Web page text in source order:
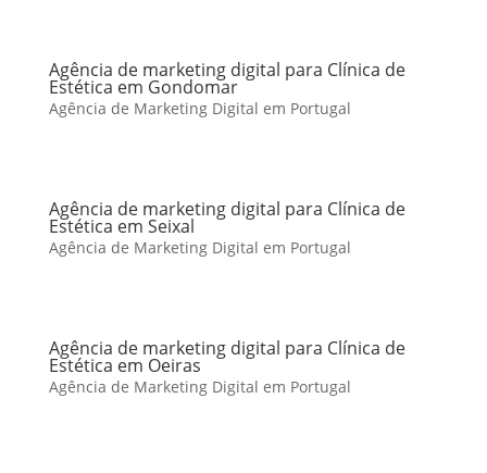
Agência de marketing digital para Clínica de
Estética em Gondomar
Agência de Marketing Digital em Portugal
Agência de marketing digital para Clínica de
Estética em Seixal
Agência de Marketing Digital em Portugal
Agência de marketing digital para Clínica de
Estética em Oeiras
Agência de Marketing Digital em Portugal